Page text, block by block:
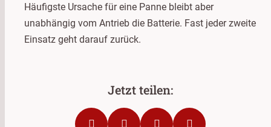
Häufigste Ursache für eine Panne bleibt aber
unabhängig vom Antrieb die Batterie. Fast jeder zweite
Einsatz geht darauf zurück.